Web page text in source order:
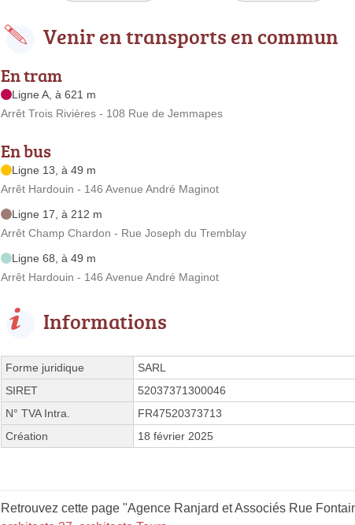
Venir en transports en commun
En tram
Ligne A, à 621 m
Arrêt Trois Rivières - 108 Rue de Jemmapes
En bus
Ligne 13, à 49 m
Arrêt Hardouin - 146 Avenue André Maginot
Ligne 17, à 212 m
Arrêt Champ Chardon - Rue Joseph du Tremblay
Ligne 68, à 49 m
Arrêt Hardouin - 146 Avenue André Maginot
Informations
Forme juridique
SARL
SIRET
52037371300046
N° TVA Intra.
FR47520373713
Création
18 février 2025
Retrouvez cette page "Agence Ranjard et Associés Rue